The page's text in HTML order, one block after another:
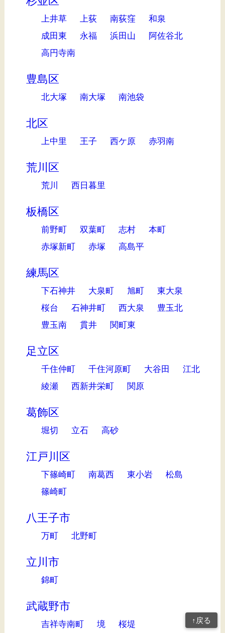
上井草 上荻 南荻窪
和泉
成田東
永福 浜田山
阿佐谷北
高円寺南
豊島区
北大塚 南大塚 南池袋
北区
上中里 王子 西ケ原 赤羽南
荒川区
荒川 西日暮里
板橋区
前野町 双葉町 志村
本町
赤塚新町
赤塚 高島平
練馬区
下石神井 大泉町 旭町
東大泉
桜台
石神井町 西大泉
豊玉北
豊玉南
貫井 関町東
足立区
千住仲町 千住河原町 大谷田
江北
綾瀬
西新井栄町 関原
葛飾区
堀切 立石 高砂
江戸川区
下篠崎町 南葛西 東小岩
松島
篠崎町
八王子市
万町 北野町
立川市
錦町
武蔵野市
吉祥寺南町 境 桜堤 ↑戻る